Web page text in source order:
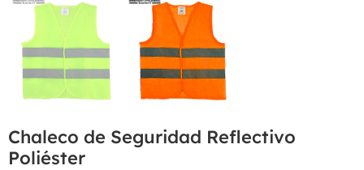
Chaleco de Seguridad Reflectivo
Poliéster